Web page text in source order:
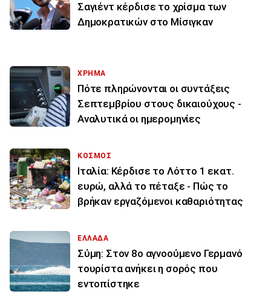
Σαγιέντ κέρδισε το χρίσμα των
Δημοκρατικών στο Μίσιγκαν
ΧΡΗΜΑ
Πότε πληρώνονται οι συντάξεις
Σεπτεμβρίου στους δικαιούχους -
Αναλυτικά οι ημερομηνίες
ΚΟΣΜΟΣ
Ιταλία: Κέρδισε το Λόττο 1 εκατ.
ευρώ, αλλά το πέταξε - Πώς το
βρήκαν εργαζόμενοι καθαριότητας
ΕΛΛΑΔΑ
Σύμη: Στον 8ο αγνοούμενο Γερμανό
τουρίστα ανήκει η σορός που
εντοπίστηκε